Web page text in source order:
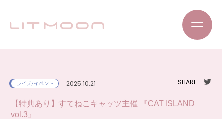
ライブ/イベント 2025.10.21 SHARE :
【特典あり】すてねこキャッツ主催 『CAT ISLAND
vol.3』